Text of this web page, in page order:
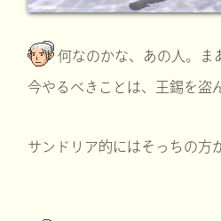
何なのかな、あの人。ま
今やるべきことは、王錫を盗
サンドリア的にはそっちの方